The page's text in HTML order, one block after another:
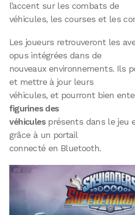
l’accent sur les combats de
véhicules, les courses et les
Les joueurs retrouveront les
opus intégrées dans de
nouveaux environnements. Ils
et mettre à jour leurs
véhicules, et pourront bien
figurines des
véhiculesprésents dans le jeu
grâce à un portail
connecté en Bluetooth.